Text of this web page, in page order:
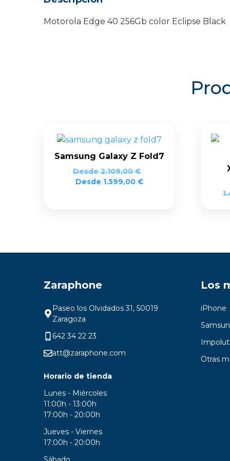
Motorola Edge 40 256Gb color Eclipse Black
Samsung Galaxy Z Fold7
Desde2.109,00€
Desde 1.599,00 €
Zaraphone
Paseo los Olvidados 31, 50019
Zaragoza
642 34 22 23
att@zaraphone.com
Horario de tienda
Lunes - Miércoles
11:00h - 13:00h
17:00h - 20:00h
Jueves - Viernes
17:00h - 20:00h
Los
iPhone
Otras